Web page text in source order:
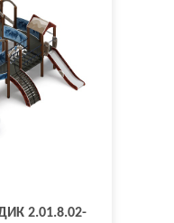
2.01.8.02-